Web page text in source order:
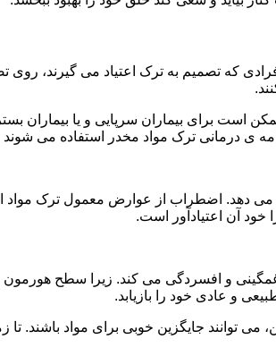
که تصمیم به ترک اعتیاد می گیرند، روی
است برای بیماران سرپایی و یا بیماران
ی درمانی ترک مواد مخدر استفاده می شوند و
دهد. اضطراب از عوارض معمول ترک مواد
خود آن اعتیادآور است.
و افسردگی می کند. زیرا سطح
و عادی خود را بازیابد.
توانند جایگزین خوبی برای مواد باشند.